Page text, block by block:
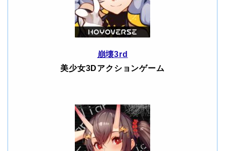
崩壊3rd
美少女3Dアクションゲーム